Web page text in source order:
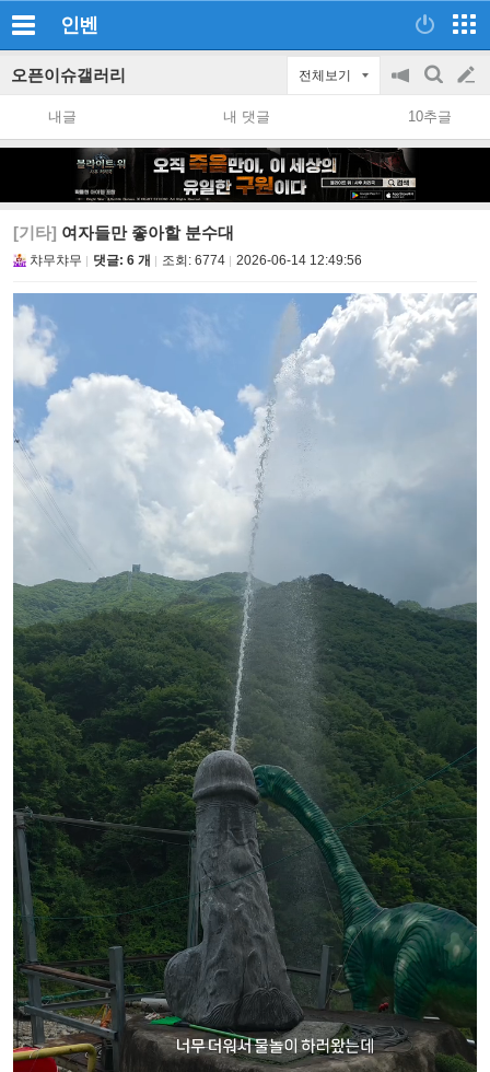
인벤
오픈이슈갤러리 전체보기
공
지
on/off
검
색
글
쓰
내글 내 댓글 10추글
[기타] 여자들만 좋아할 분수대
챠무챠무 댓글: 6 개 조회: 6774 2026-06-14 12:49:56